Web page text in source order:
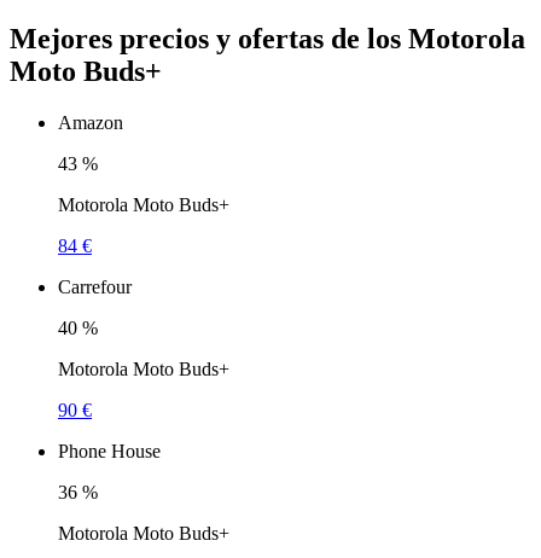
Mejores precios y ofertas de los Motorola
Moto Buds+
Amazon
43 %
Motorola Moto Buds+
84 €
Carrefour
40 %
Motorola Moto Buds+
90 €
Phone House
36 %
Motorola Moto Buds+